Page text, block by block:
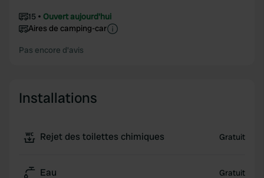
15
Ouvert aujourd'hui
Aires de camping-car
Pas encore d'avis
Installations
Rejet des toilettes chimiques Gratuit
Eau Gratuit